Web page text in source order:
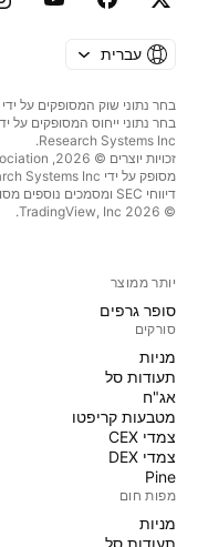
עברית
בחר נתוני שוק המסופקים על ידי
Research Systems Inc.‏
מסופק על ידי FactSet Research Systems Inc. כל הזכויות שמורות.
דיווחי SEC ומסמכים נוספים מסופקים על ידי
© 2026 ‏TradingView, Inc.‏
יותר ממוצר
סופר גרפים
סורקים
מניות‏
תעודות סל
אג"ח
מטבעות קריפטו
צמדי CEX
צמדי DEX
Pine
מפות חום
מניות‏
תעודות סל